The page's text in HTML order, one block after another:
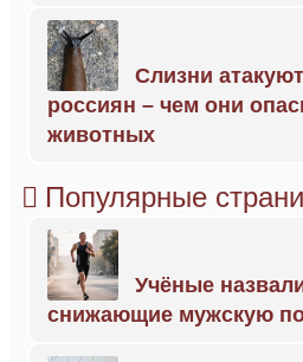
Слизни
россиян – чем они
животных
Популярные
Учёные
снижающие мужскую